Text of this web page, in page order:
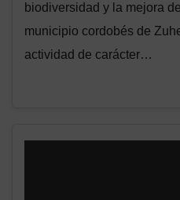
biodiversidad y la mejora
municipio cordobés de
actividad de carácter…